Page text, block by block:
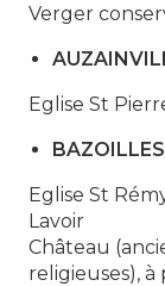
Verger
Eglise St
Eglise St
Lavoir
Château
religieuses),